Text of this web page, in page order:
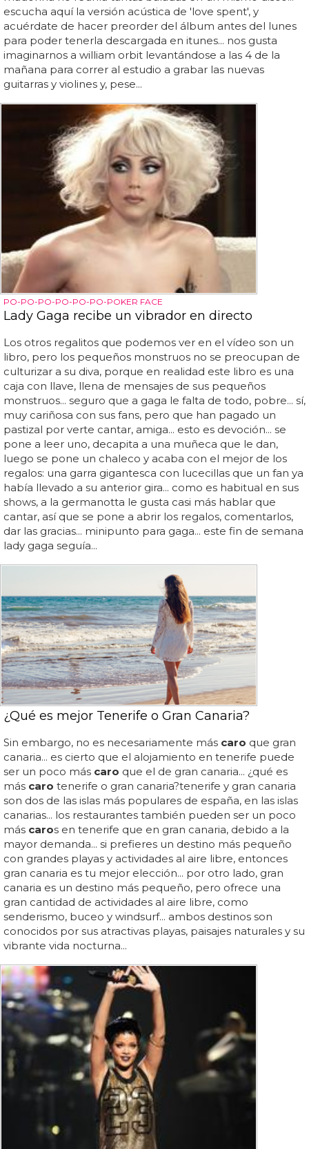
escucha aquí la versión acústica de 'love spent', y
acuérdate de hacer preorder del álbum antes del lunes
para poder tenerla descargada en itunes... nos gusta
imaginarnos a william orbit levantándose a las 4 de la
mañana para correr al estudio a grabar las nuevas
guitarras y violines y, pese...
PO-PO-PO-PO-PO-PO-POKER FACE
Lady Gaga recibe un vibrador en directo
Los otros regalitos que podemos ver en el vídeo son un
libro, pero los pequeños monstruos no se preocupan de
culturizar a su diva, porque en realidad este libro es una
caja con llave, llena de mensajes de sus pequeños
monstruos... seguro que a gaga le falta de todo, pobre... sí,
muy cariñosa con sus fans, pero que han pagado un
pastizal por verte cantar, amiga... esto es devoción... se
pone a leer uno, decapita a una muñeca que le dan,
luego se pone un chaleco y acaba con el mejor de los
regalos: una garra gigantesca con lucecillas que un fan ya
había llevado a su anterior gira... como es habitual en sus
shows, a la germanotta le gusta casi más hablar que
cantar, así que se pone a abrir los regalos, comentarlos,
dar las gracias... minipunto para gaga... este fin de semana
lady gaga seguía...
¿Qué es mejor Tenerife o Gran Canaria?
Sin embargo, no es necesariamente más caro que gran
canaria... es cierto que el alojamiento en tenerife puede
ser un poco más caro que el de gran canaria... ¿qué es
más caro tenerife o gran canaria?tenerife y gran canaria
son dos de las islas más populares de españa, en las islas
canarias... los restaurantes también pueden ser un poco
más caros en tenerife que en gran canaria, debido a la
mayor demanda... si prefieres un destino más pequeño
con grandes playas y actividades al aire libre, entonces
gran canaria es tu mejor elección... por otro lado, gran
canaria es un destino más pequeño, pero ofrece una
gran cantidad de actividades al aire libre, como
senderismo, buceo y windsurf... ambos destinos son
conocidos por sus atractivas playas, paisajes naturales y su
vibrante vida nocturna...